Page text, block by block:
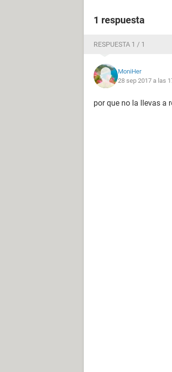
1 respuesta
RESPUESTA 1 / 1
MoniHer
28 sep 2017 a las
por que no la llevas a